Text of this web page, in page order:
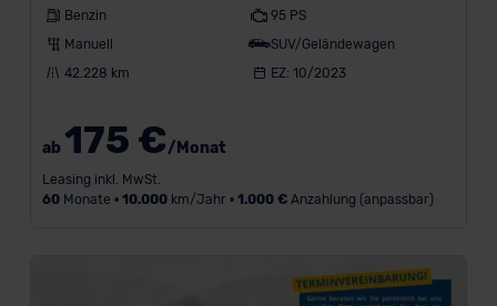
Benzin
95 PS
Manuell
SUV/Geländewagen
42.228 km
EZ: 10/2023
ab 175 €/Monat
Leasing inkl. MwSt.
60Monate • 10.000km/Jahr • 1.000 €Anzahlung (anpassbar)